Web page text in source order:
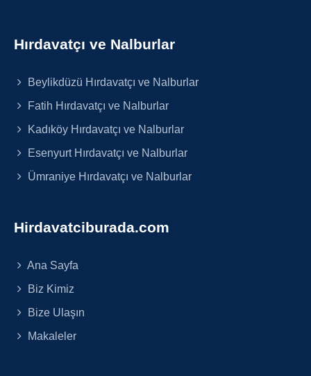
Hırdavatçı ve Nalburlar
Beylikdüzü Hırdavatçı ve Nalburlar
Fatih Hırdavatçı ve Nalburlar
Kadıköy Hırdavatçı ve Nalburlar
Esenyurt Hırdavatçı ve Nalburlar
Ümraniye Hırdavatçı ve Nalburlar
Hirdavatciburada.com
Ana Sayfa
Biz Kimiz
Bize Ulaşın
Makaleler